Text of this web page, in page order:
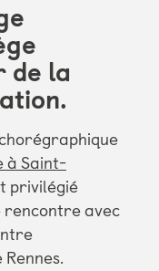
de la
à Saint-
privilégié
rencontre avec